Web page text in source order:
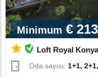
Minimum €
Loft Royal
Oda sayısı: 1+1,